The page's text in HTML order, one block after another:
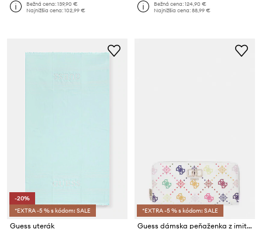
Bežná cena:139,90 €
Najnižšia cena:102,99 €
Bežná cena:124,90 €
Najnižšia cena:88,99 €
-20%
*EXTRA -5 % s kódom: SALE
Guess uterák
*EXTRA -5 % s kódom: SALE
Guess dámska peňaženka z imitácie kože EMELIE